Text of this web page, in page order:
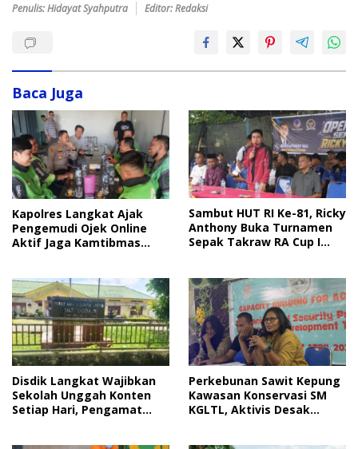
Penulis: Hidayat Syahputra Editor: Redaksi
Baca Juga
Kapolres Langkat Ajak
Pengemudi Ojek Online
Aktif Jaga Kamtibmas
Sambut HUT RI Ke-81, Ricky
Anthony Buka Turnamen
Sepak Takraw RA Cup I
Disdik Langkat Wajibkan
Sekolah Unggah Konten
Setiap Hari, Pengamat
Perkebunan Sawit Kepung
Kawasan Konservasi SM
KGLTL, Aktivis Desak